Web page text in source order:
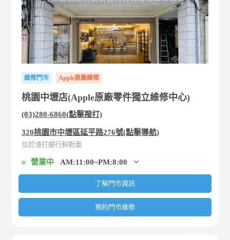
維修門市 Apple原廠維修
桃園中壢店(Apple原廠零件獨立維修中心)
(03)280-6860(點擊撥打)
320桃園市中壢區延平路276號(點擊導航)
位於渣打銀行斜對面
營業中 AM:11:00~PM:8:00
了解門市資訊
預約門市維修